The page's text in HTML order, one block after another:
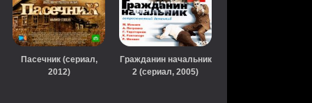
Пасечник (сериал,
2012)
Гражданин начальник
2 (сериал, 2005)